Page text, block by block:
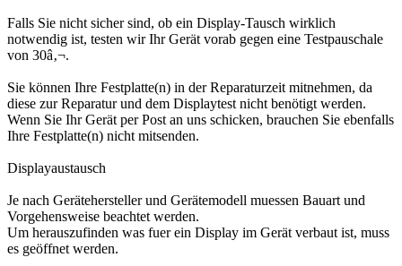
Falls Sie nicht sicher sind, ob ein Display-Tausch wirklich
notwendig ist, testen wir Ihr Gerät vorab gegen eine Testpauschale
von 30â‚¬.
Sie können Ihre Festplatte(n) in der Reparaturzeit mitnehmen, da
diese zur Reparatur und dem Displaytest nicht benötigt werden.
Wenn Sie Ihr Gerät per Post an uns schicken, brauchen Sie ebenfalls
Ihre Festplatte(n) nicht mitsenden.
Displayaustausch
Je nach Gerätehersteller und Gerätemodell muessen Bauart und
Vorgehensweise beachtet werden.
Um herauszufinden was fuer ein Display im Gerät verbaut ist, muss
es geöffnet werden.